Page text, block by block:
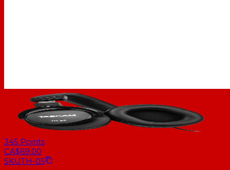
345 Points
CA$69.00
SKUTH-05